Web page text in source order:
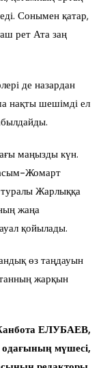
Сонымен қатар,
рет Ата заң
де назардан
нақты шешімді ел
маңызды күн.
Жомарт
Жарлыққа
жаңа
қойылады.
өз таңдауын
жарқын
ЕЛУБАЕВ,
мүшесі,